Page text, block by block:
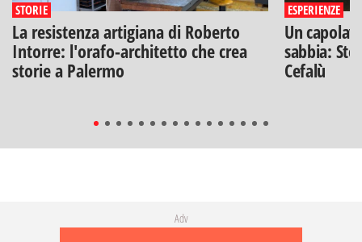
STORIE
La resistenza artigiana di Roberto
Intorre: l'orafo-architetto che crea
storie a Palermo
ESPERIENZE
Un
sabbia:
Cefalù
Adv